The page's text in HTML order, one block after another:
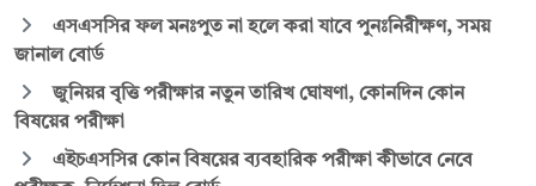
এসএসসির ফল মনঃপুত না হলে করা যাবে পুনঃনিরীক্ষণ, সময়
জানাল বোর্ড
জুনিয়র বৃৃত্তি পরীক্ষার নতুন তারিখ ঘোষণা, কোনদিন কোন
বিষয়ের পরীক্ষা
এইচএসসির কোন বিষয়ের ব্যবহারিক পরীক্ষা কীভাবে নেবে